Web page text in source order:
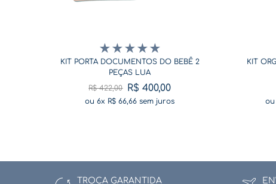
★★★★★
KIT PORTA DOCUMENTOS DO BEBÊ 2
PEÇAS LUA
R$ 422,00 R$ 400,00
ou6x R$ 66,66 sem juros
KIT
TROCA GARANTIDA